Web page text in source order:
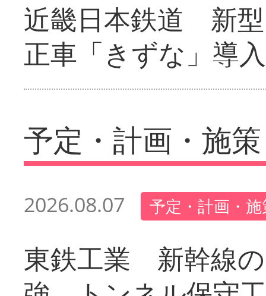
近畿日本鉄道 新
正車「きずな」導入
予定・計画・施策
2026.08.07 予定・計画・
東鉄工業 新幹線